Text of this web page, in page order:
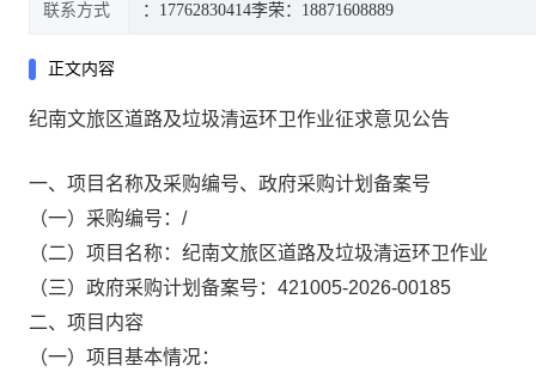
联系方式 ：17762830414李荣：18871608889
正文内容
纪南文旅区道路及垃圾清运环卫作业征求意见公告
一、项目名称及采购编号、政府采购计划备案号
（一）采购编号： /
（二）项目名称： 纪南文旅区道路及垃圾清运环卫作业
（三）政府采购计划备案号： 421005-2026-00185
二、项目内容
（一）项目基本情况：